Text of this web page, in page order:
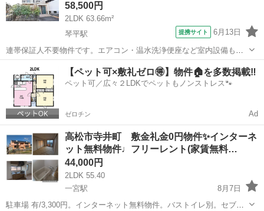
いただける予定となっておりま...
58,500円
2LDK 63.66m²
琴平駅
提携サイト 6月13日
連帯保証人不要物件です。エアコン・温水洗浄便座など室内設備も充
実しています。仲多度郡 琴平駅 アパート
【ペット可×敷礼ゼロ🉐】物件🏠を多数掲載‼️
ペット可／広々２LDKでペットもノンストレス🐾
ゼロチン Ad
高松市寺井町 敷金礼金0円物件✨インターネ
ット無料物件♩フリーレント(家賃無料…
44,000円
2LDK 55.40
一宮駅
8月7日
駐車場 有/3,300円。インターネット無料物件。バストイレ別。セブン